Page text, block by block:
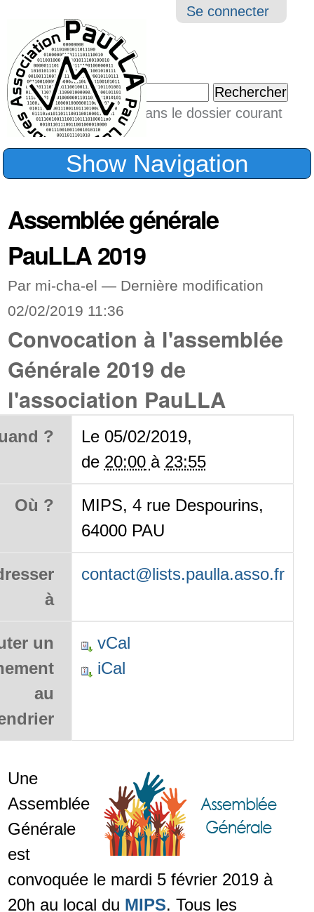
Outils
Se connecter
Chercher par
Seulement dans le dossier courant
Recherche
Show Navigation
Assemblée générale
PauLLA 2019
Par mi-cha-el — Dernière modification
02/02/2019 11:36
Convocation à l'assemblée
Générale 2019 de
l'association PauLLA
?
Le 05/02/2019,
de 20:00 à 23:55
Où ?
MIPS, 4 rue Despourins,
64000 PAU
à
contact@lists.paulla.asso.fr
un
au
vCal
iCal
Une
Assemblée
Générale
est
convoquée le mardi 5 février 2019 à
20h au local du MIPS. Tous les